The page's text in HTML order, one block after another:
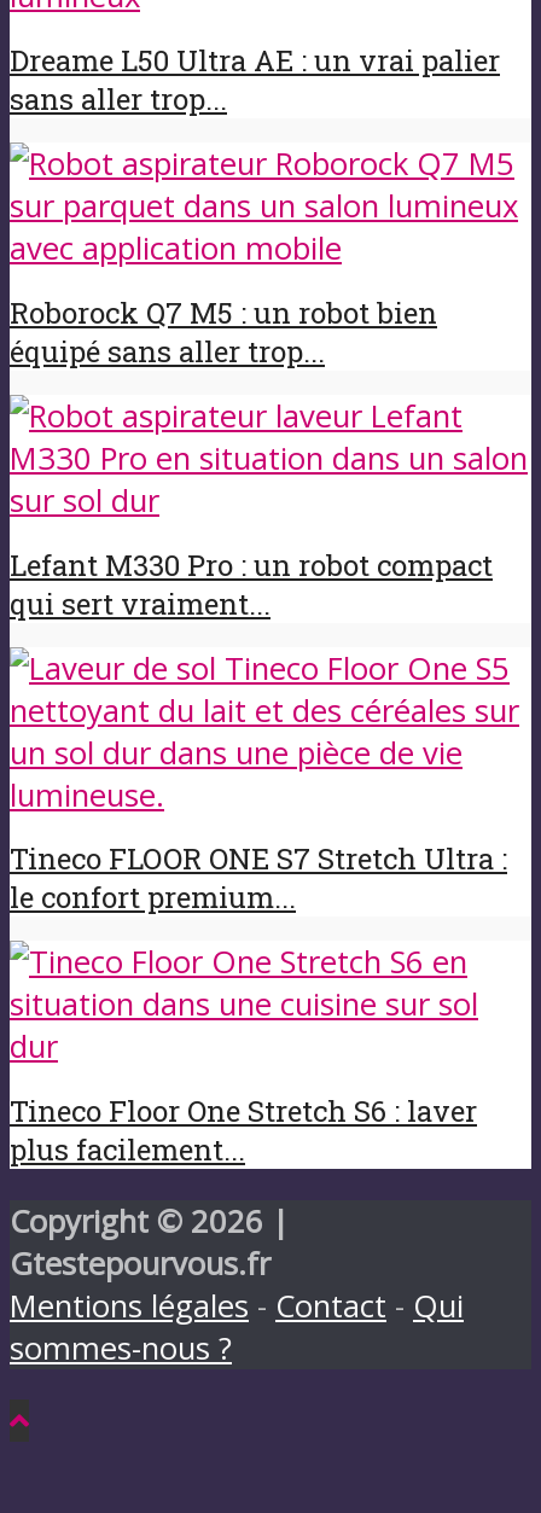
Dreame L50 Ultra AE : un vrai palier
sans aller trop...
Roborock Q7 M5 : un robot bien
équipé sans aller trop...
Lefant M330 Pro : un robot compact
qui sert vraiment...
Tineco FLOOR ONE S7 Stretch Ultra :
le confort premium...
Tineco Floor One Stretch S6 : laver
plus facilement...
Copyright © 2026 |
Gtestepourvous.fr
Mentions légales - Contact - Qui
sommes-nous ?